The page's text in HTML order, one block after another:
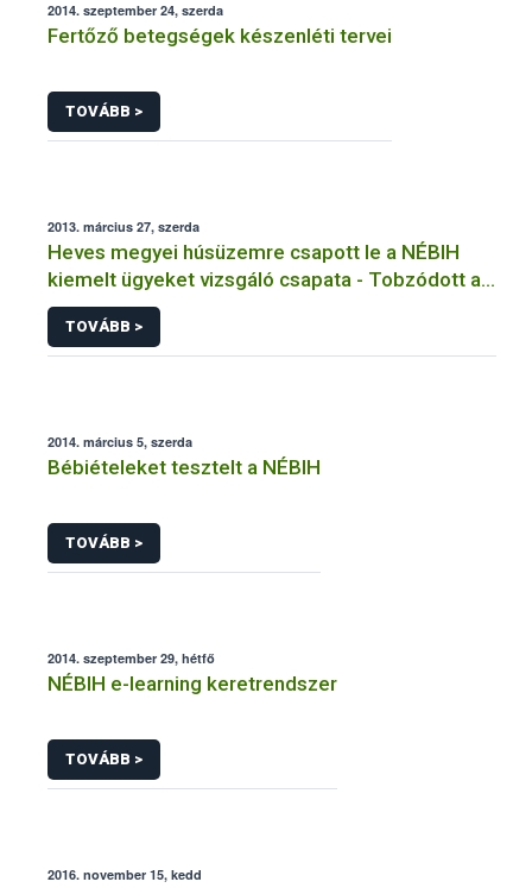
2014. szeptember 24, szerda
Fertőző betegségek készenléti tervei
TOVÁBB >
2013. március 27, szerda
Heves megyei húsüzemre csapott le a NÉBIH
kiemelt ügyeket vizsgáló csapata - Tobzódott a
szabálytalanságokban az alig három hónapja
újranyitott előállító hely
TOVÁBB >
2014. március 5, szerda
Bébiételeket tesztelt a NÉBIH
TOVÁBB >
2014. szeptember 29, hétfő
NÉBIH e-learning keretrendszer
TOVÁBB >
2016. november 15, kedd